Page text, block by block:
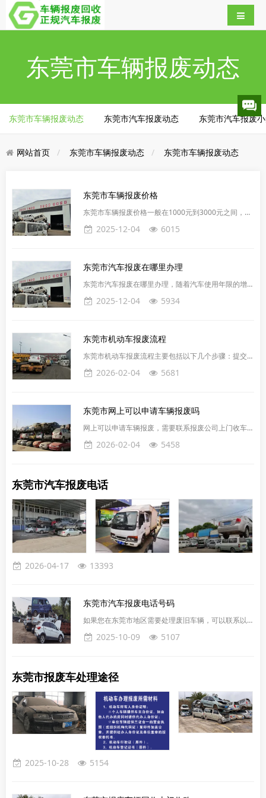
东莞市车辆报废动态
东莞市车辆报废动态 东莞市汽车报废动态 东莞市汽车报废
网站首页 东莞市车辆报废动态 东莞市车辆报废动态
​东莞市车辆报废价格
东莞市车辆报废价格一般在1000元到3000元之间，具
体价格会根据车型和重量有所不同。报废车的残值主要
受金属含量和废金属市场价格影响。一辆普通轿车，整
格并非一成不变，而是受多种因素影响，包括车辆重
量、品牌、型号、可回收材料多少、车辆年份、行驶里
程以及市场需求和政策等。以下是对汽车报废价格的详
细解
2025-12-04 6015
东莞市汽车报废在哪里办理
东莞市汽车报废在哪里办理，随着汽车使用年限的增
加，报废车辆成为许多车主不得不面对的问题。在东莞
市这座繁华的城市中，了解车辆报废的相关流程和注意
地处理报废车辆。东莞市汽车报废平台电话：
15627770018东莞市汽车报废回收平台代办车辆报废
服务是近年来逐渐兴起的一项帮助车主解决报废车处理
难题的服务，通过此项服务，
2025-12-04 5934
东莞市‌机动车报废流程‌
‌东莞市机动车报废流程‌主要包括以下几个步骤：‌提交申
请‌：车主需携带相关证件（如身份证、行驶证等）前往
指定的回收企业，提出报废申请‌车辆解体‌：回收企业对
主需将申请表、机动车的各项证书、《报废汽车回收证
明》的副本等材料提交至车管所‌‌核实与注销‌：车管所核
实后，会出具《机动车注销证明书》，完成报废
2026-02-04 5681
东莞市网上可以申请车辆报废吗
‌网上可以申请车辆报废，需要联系报废公司上门收车，
拆解上传至公安系统，但需要满足一定条件。自2024
年7月1日起，车主可以通过“交管12123”APP在线申请
辆交售给指定的报废机动车回收企业，并完成注销登
录“交管12123”APP，在首页找到“电子
2026-02-04 5458
东莞市汽车报废电话
2026-04-17 13393
东莞市汽车报废电话号码
如果您在东莞市地区需要处理废旧车辆，可以联系以下
报废车回收公司电话：15627770018地址：东莞市全
区域上门办理东莞市报废车回收注意事项1. 找正规的
值。一些不法分子可能将报废车辆拆解后，将其中的零
大隐患，出问题会追究原车主责任。2. 交车时一定要
签订相关合
2025-10-09 5107
东莞市报废车处理途径
2025-10-28 5154